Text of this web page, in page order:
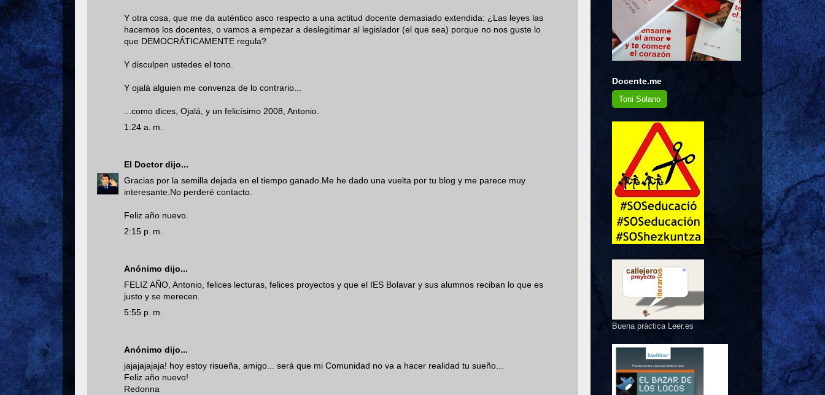
Y otra cosa, que me da auténtico asco respecto a una actitud docente demasiado extendida: ¿Las leyes las
hacemos los docentes, o vamos a empezar a deslegitimar al legislador (el que sea) porque no nos guste lo
que DEMOCRÁTICAMENTE regula?
Y disculpen ustedes el tono.
Y ojalá alguien me convenza de lo contrario...
...como dices, Ojalá, y un felicísimo 2008, Antonio.
1:24 a. m.
El Doctordijo...
Gracias por la semilla dejada en el tiempo ganado.Me he dado una vuelta por tu blog y me parece muy
interesante.No perderé contacto.
Feliz año nuevo.
2:15 p. m.
Anónimo dijo...
FELIZ AÑO, Antonio, felices lecturas, felices proyectos y que el IES Bolavar y sus alumnos reciban lo que es
justo y se merecen.
5:55 p. m.
Anónimo dijo...
jajajajajaja! hoy estoy risueña, amigo... será que mi Comunidad no va a hacer realidad tu sueño...
Feliz año nuevo!
Redonna
Docente.me
Toni Solano
Buena práctica Leer.es